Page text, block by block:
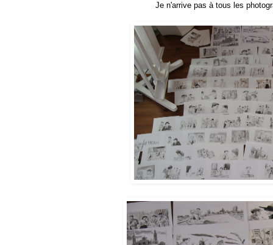
Je n'arrive pas à tous les